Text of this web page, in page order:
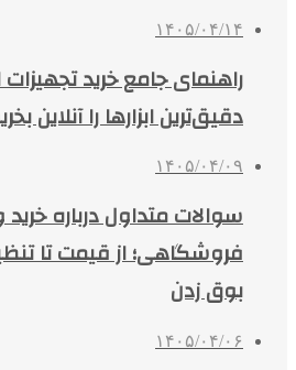
۱۴۰۵/۰۴/۱۴
راهنمای جامع خرید
دقیق‌ترین ابزارها را آنلاین
۱۴۰۵/۰۴/۰۹
سوالات متداول درباره
فروشگاهی؛ از قیمت تا
بوق زدن
۱۴۰۵/۰۴/۰۶